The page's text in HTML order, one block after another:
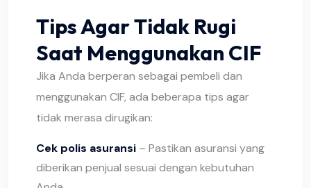
Tips Agar Tidak Rugi
Saat Menggunakan CIF
Jika Anda berperan sebagai pembeli dan
menggunakan CIF, ada beberapa tips agar
tidak merasa dirugikan:
Cek polis asuransi – Pastikan asuransi yang
diberikan penjual sesuai dengan kebutuhan